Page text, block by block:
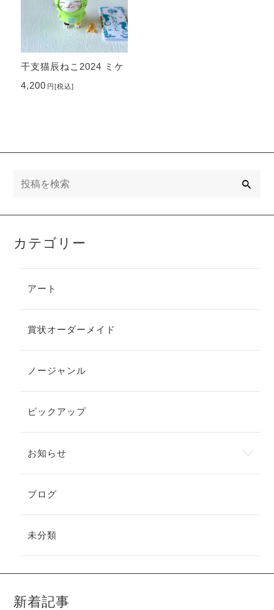
干支猫辰ねこ2024 ミケ
4,200 円[税込]
カテゴリー
アート
賞状オーダーメイド
ノージャンル
ピックアップ
お知らせ
ブログ
未分類
新着記事